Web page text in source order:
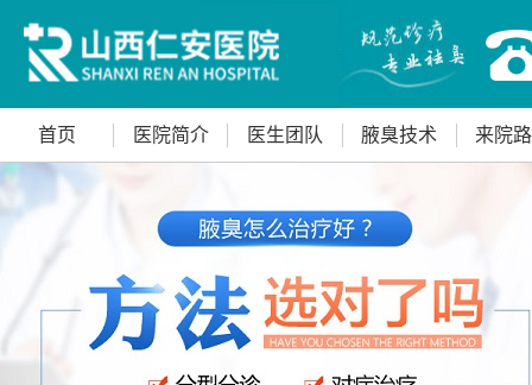
首页 医院简介 医生团队 腋臭技术 来院